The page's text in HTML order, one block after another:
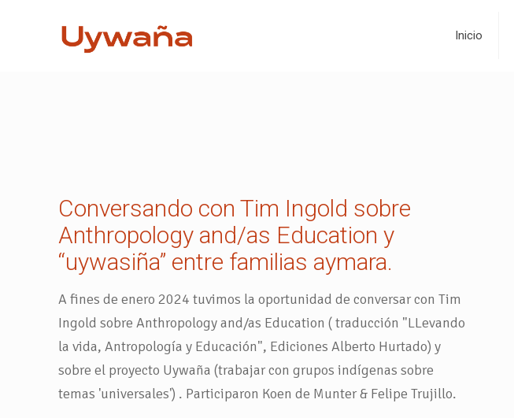
Inicio
Conversando con Tim Ingold sobre
Anthropology and/as Education y
“uywasiña” entre familias aymara.
A fines de enero 2024 tuvimos la oportunidad de conversar con Tim
Ingold sobre Anthropology and/as Education ( traducción "LLevando
la vida, Antropología y Educación", Ediciones Alberto Hurtado) y
sobre el proyecto Uywaña (trabajar con grupos indígenas sobre
temas 'universales') . Participaron Koen de Munter & Felipe Trujillo.